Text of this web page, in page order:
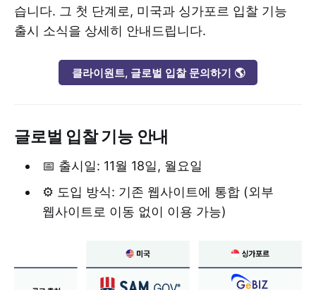
습니다. 그 첫 단계로, 미국과 싱가포르 입찰 기능
출시 소식을 상세히 안내드립니다.
클라이원트, 글로벌 입찰 문의하기 🌎
글로벌 입찰 기능 안내
📅 출시일: 11월 18일, 월요일
⚙️ 도입 방식: 기존 웹사이트에 통합 (외부
웹사이트로 이동 없이 이용 가능)